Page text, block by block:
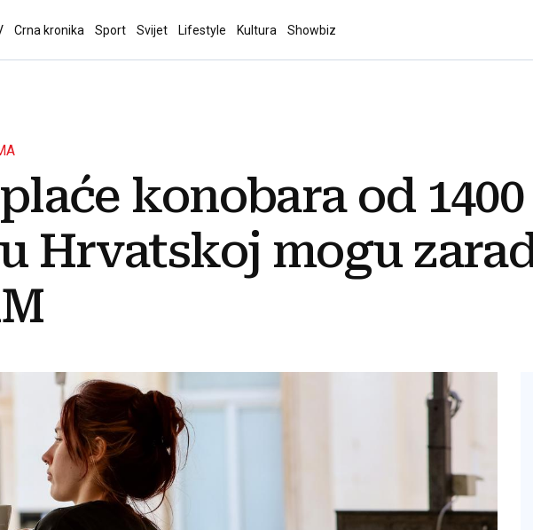
Crna kronika Sport Svijet Lifestyle Kultura Showbiz
konobara od 1400
Hrvatskoj mogu